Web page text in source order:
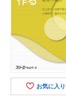
お気に入